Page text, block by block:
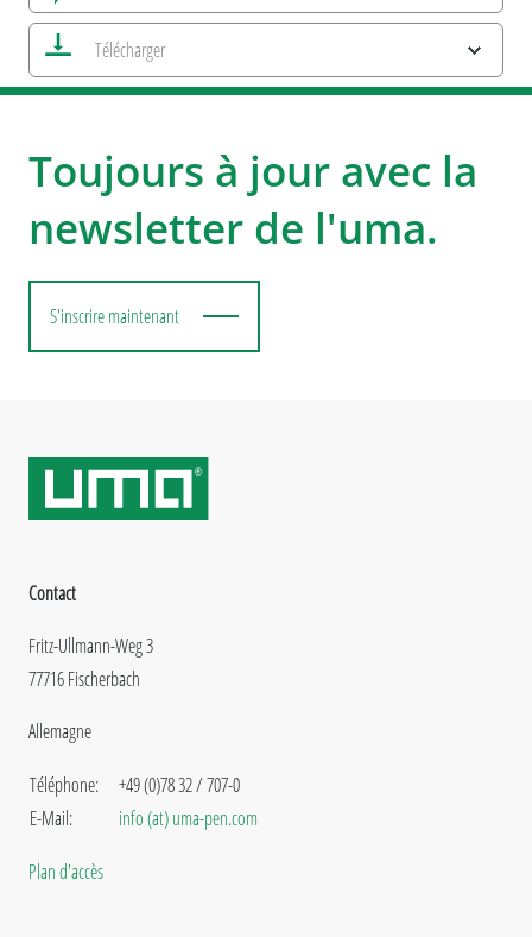
Alle Ansichten speichern
Enregistrer image actuelle
Informations d'impression
Télécharger
umaNATURALS
uma WOODEN PENS
Toujours à jour avec la
newsletter de l'uma.
S'inscrire maintenant
Contact
Fritz-Ullmann-Weg 3
77716 Fischerbach
Allemagne
Téléphone:
E-Mail:
+49 (0)78 32 / 707-0
info (at) uma-pen.com
Plan d'accès